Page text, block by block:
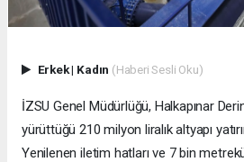
Erkek| Kadın (Haberi Sesli Oku)
İZSU Genel Müdürlüğü, Halkapınar
yürüttüğü 210 milyon liralık altyapı
Yenilenen iletim hatları ve 7 bin